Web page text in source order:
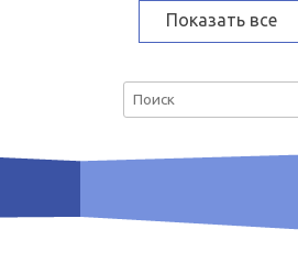
Показать все